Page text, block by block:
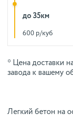
до 35км
600 р/куб
* Цена доставки
завода к вашему
Легкий бетон на